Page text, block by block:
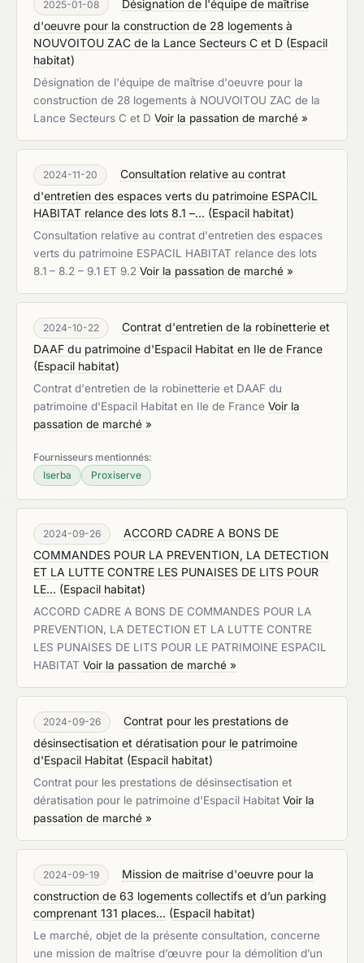
2025-01-08
Désignation de l'équipe de maîtrise
d'oeuvre pour la construction de 28 logements à
NOUVOITOU ZAC de la Lance Secteurs C et D (Espacil
habitat)
Désignation de l'équipe de maîtrise d'oeuvre pour la
construction de 28 logements à NOUVOITOU ZAC de la
Lance Secteurs C et D Voir la passation de marché »
2024-11-20
Consultation relative au contrat
d'entretien des espaces verts du patrimoine ESPACIL
HABITAT relance des lots 8.1 –... (Espacil habitat)
Consultation relative au contrat d'entretien des espaces
verts du patrimoine ESPACIL HABITAT relance des lots
8.1 – 8.2 – 9.1 ET 9.2 Voir la passation de marché »
2024-10-22
Contrat d'entretien de la robinetterie et
DAAF du patrimoine d'Espacil Habitat en Ile de France
(Espacil habitat)
Contrat d'entretien de la robinetterie et DAAF du
patrimoine d'Espacil Habitat en Ile de France Voir la
passation de marché »
Fournisseurs mentionnés:
Iserba
Proxiserve
2024-09-26
ACCORD CADRE A BONS DE
COMMANDES POUR LA PREVENTION, LA DETECTION
ET LA LUTTE CONTRE LES PUNAISES DE LITS POUR
LE... (Espacil habitat)
ACCORD CADRE A BONS DE COMMANDES POUR LA
PREVENTION, LA DETECTION ET LA LUTTE CONTRE
LES PUNAISES DE LITS POUR LE PATRIMOINE ESPACIL
HABITAT Voir la passation de marché »
2024-09-26
Contrat pour les prestations de
désinsectisation et dératisation pour le patrimoine
d'Espacil Habitat (Espacil habitat)
Contrat pour les prestations de désinsectisation et
dératisation pour le patrimoine d'Espacil Habitat Voir la
passation de marché »
2024-09-19
Mission de maitrise d'oeuvre pour la
construction de 63 logements collectifs et d’un parking
comprenant 131 places... (Espacil habitat)
Le marché, objet de la présente consultation, concerne
une mission de maîtrise d’œuvre pour la démolition d’un